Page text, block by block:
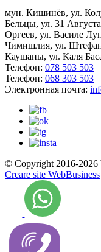
мун. Кишинёв, ул.
Бельцы, ул. 31
Оргеев, ул. Василе
Чимишлия, ул.
Каушаны, ул. Каля
Телефон: 078 503 503
Телефон: 068 303 503
Электронная почта:
© Copyright 2016-2026
Creare site WebBusiness